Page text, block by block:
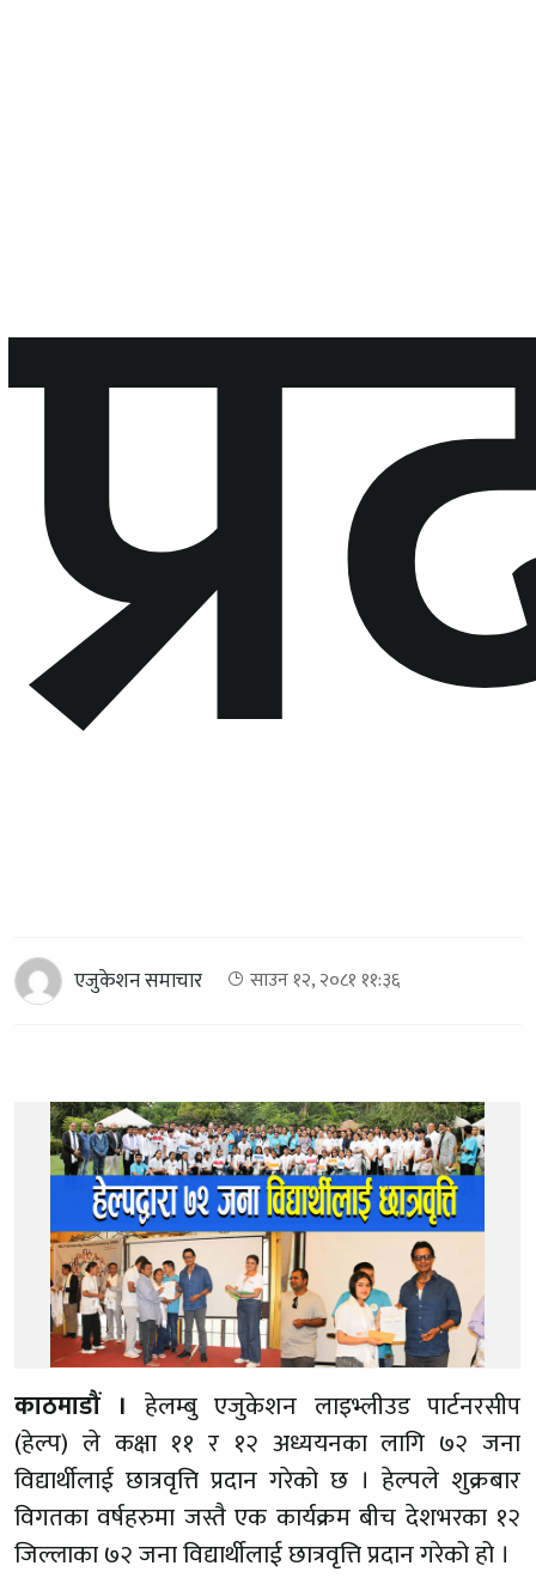
एजुकेशन समाचार साउन १२, २०८१ ११:३६
काठमाडौं । हेलम्बु एजुकेशन लाइभ्लीउड पार्टनरसीप
(हेल्प) ले कक्षा ११ र १२ अध्ययनका लागि ७२ जना
विद्यार्थीलाई छात्रवृत्ति प्रदान गरेको छ । हेल्पले शुक्रबार
विगतका वर्षहरुमा जस्तै एक कार्यक्रम बीच देशभरका १२
जिल्लाका ७२ जना विद्यार्थीलाई छात्रवृत्ति प्रदान गरेको हो ।